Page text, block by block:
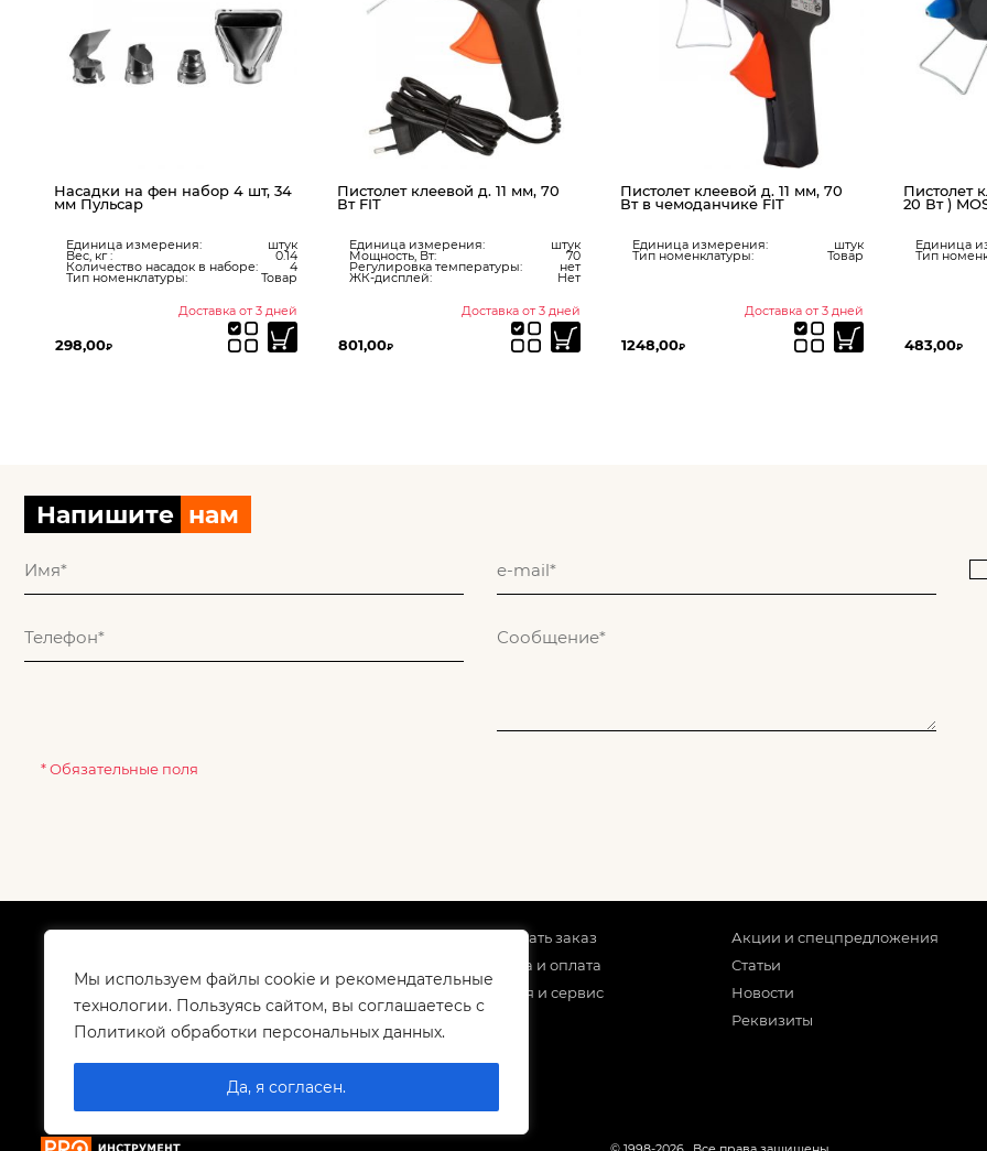
Мы используем файлы cookie и рекомендательные
технологии. Пользуясь сайтом, вы соглашаетесь с
Политикой обработки персональных данных.
Да, я согласен.
Насадки на фен набор 4 шт, 34
мм Пульсар
Единица измерения: штук
Вес, кг : 0.14
Количество насадок в наборе: 4
Тип номенклатуры: Товар
Доставка от 3 дней
298,00₽
Пистолет клеевой д. 11 мм, 70
Вт FIT
Единица измерения: штук
Мощность, Вт: 70
Регулировка температуры: нет
ЖК-дисплей: Нет
Доставка от 3 дней
801,00₽
Пистолет клеевой д. 11 мм, 70
Вт в чемоданчике FIT
Единица измерения: штук
Тип номенклатуры: Товар
Доставка от 3 дней
1248,00₽
Пистолет
20 Вт )
Единица
Тип
483,00₽
Напишите нам
* Обязательные поля
Корпоративным клиентам
Контакты
Как сделать заказ
Доставка и оплата
Гарантия и сервис
Акции и спецпредложения
Статьи
Новости
Реквизиты